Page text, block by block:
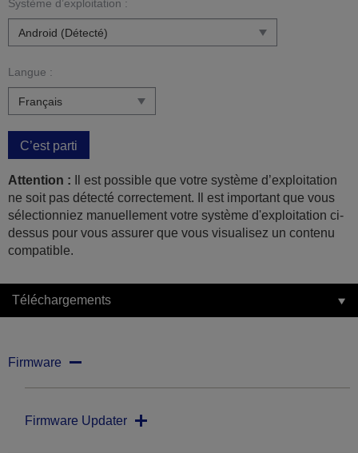
Système d’exploitation :
Langue :
C’est parti
Attention : Il est possible que votre système d’exploitation
ne soit pas détecté correctement. Il est important que vous
sélectionniez manuellement votre système d'exploitation ci-
dessus pour vous assurer que vous visualisez un contenu
compatible.
Téléchargements
Firmware
Firmware Updater